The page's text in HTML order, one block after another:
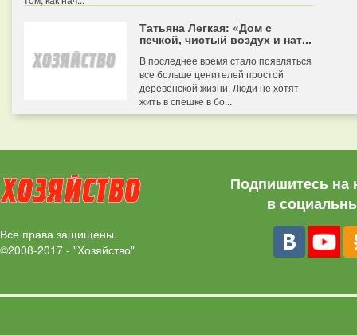
Татьяна Легкая: «Дом с
печкой, чистый воздух и нат...
В последнее время стало появляться
все больше ценителей простой
деревенской жизни. Люди не хотят
жить в спешке в бо...
Все права защищены.
©2008-2017 - "Хозяйство"
Подпишитесь на
в